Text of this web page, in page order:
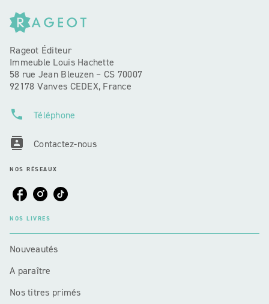
Rageot Éditeur
Immeuble Louis Hachette
58 rue Jean Bleuzen – CS 70007
92178 Vanves CEDEX, France
phone Téléphone
contacts Contactez-nous
NOS RÉSEAUX
NOS LIVRES
Nouveautés
A paraître
Nos titres primés